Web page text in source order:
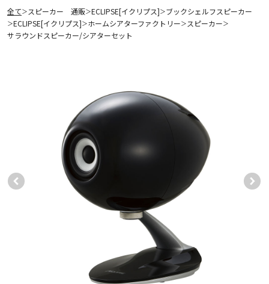
全て＞ スピーカー 通販＞ECLIPSE[イクリプス]＞ブックシェルフスピーカー
＞ECLIPSE[イクリプス]＞ホームシアターファクトリー＞ スピーカー＞
サラウンドスピーカー/シアターセット